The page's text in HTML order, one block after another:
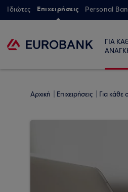
Ιδιώτες Επιχειρήσεις Personal
ΓΙΑ
Αρχική Επιχειρήσεις Για κάθε